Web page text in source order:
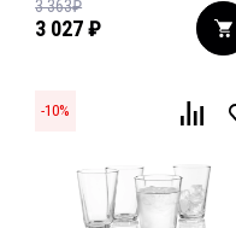
3 027₽
3 363₽
-10%